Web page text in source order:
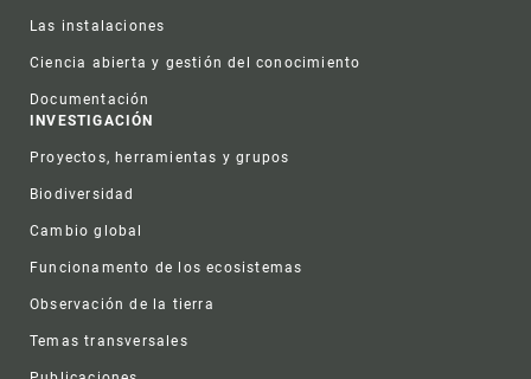
Las instalaciones
Ciencia abierta y gestión del conocimiento
Documentación
INVESTIGACIÓN
Proyectos, herramientas y grupos
Biodiversidad
Cambio global
Funcionamento de los ecosistemas
Observación de la tierra
Temas transversales